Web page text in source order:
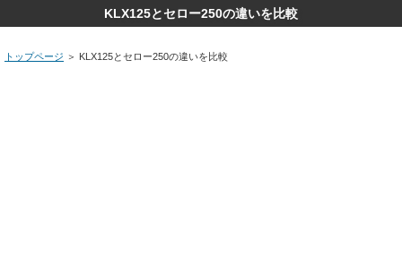
KLX125とセロー250の違いを比較
トップページ ＞ KLX125とセロー250の違いを比較